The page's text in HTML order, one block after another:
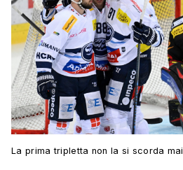
La prima tripletta non la si scorda mai